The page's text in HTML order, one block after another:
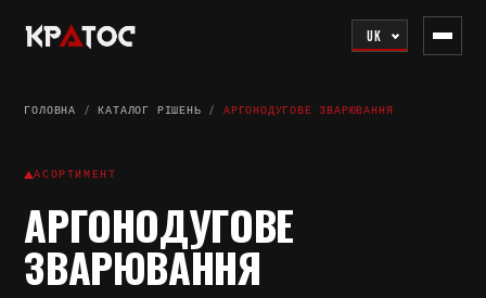
UK
ГОЛОВНА /КАТАЛОГ РІШЕНЬ /АРГОНОДУГОВЕ ЗВАРЮВАННЯ
АСОРТИМЕНТ
АРГОНОДУГОВЕ
ЗВАРЮВАННЯ